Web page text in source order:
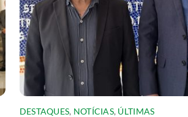
DESTAQUES, NOTÍCIAS, ÚLTIMAS